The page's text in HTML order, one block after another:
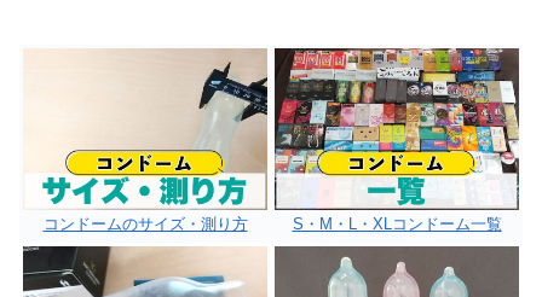
コンドームのサイズ・測り方 S・M・L・XLコンドーム一覧